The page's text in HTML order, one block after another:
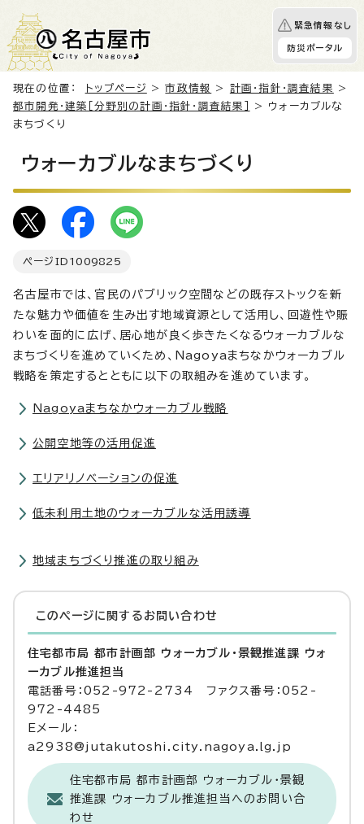
緊急情報なし
防災ポータル
現在の位置： トップページ >市政情報 > 計画・指針・調査結果
>
都市開発・建築［分野別の計画・指針・調査結果］
> ウォーカブルな
まちづくり
ウォーカブルなまちづくり
ページID 1009825
名古屋市では、官民のパブリック空間などの既存ストックを新
たな魅力や価値を生み出す地域資源として活用し、回遊性や賑
わいを面的に広げ、居心地が良く歩きたくなるウォーカブルな
まちづくりを進めていくため、Nagoyaまちなかウォーカブル
戦略を策定するとともに以下の取組みを進めています。
Nagoyaまちなかウォーカブル戦略
公開空地等の活用促進
エリアリノベーションの促進
低未利用土地のウォーカブルな活用誘導
地域まちづくり推進の取り組み
このページに関する お問い合わせ
住宅都市局 都市計画部 ウォーカブル・景観推進課 ウォ
ーカブル推進担当
電話番号：052-972-2734 ファクス番号：052-
972-4485
Eメール：
a2938@jutakutoshi.city.nagoya.lg.jp
住宅都市局 都市計画部 ウォーカブル・景観
推進課 ウォーカブル推進担当へのお問い合
わせ